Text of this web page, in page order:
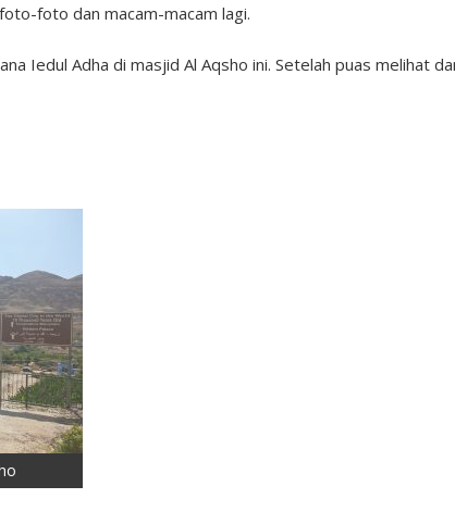
foto dan macam-macam lagi.
Iedul Adha di masjid Al Aqsho ini. Setelah puas melihat